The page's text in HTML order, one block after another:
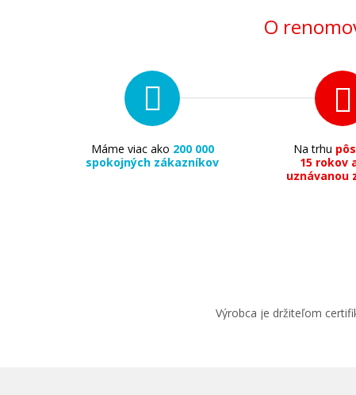
Kompatibilná náplň
6,90 €
Súprava kompatibilných náplní
O
Máme viac ako 200 000
spokojných zákazníkov
Na trhu
15 rokov
uznávanou
Výrobca je držiteľom